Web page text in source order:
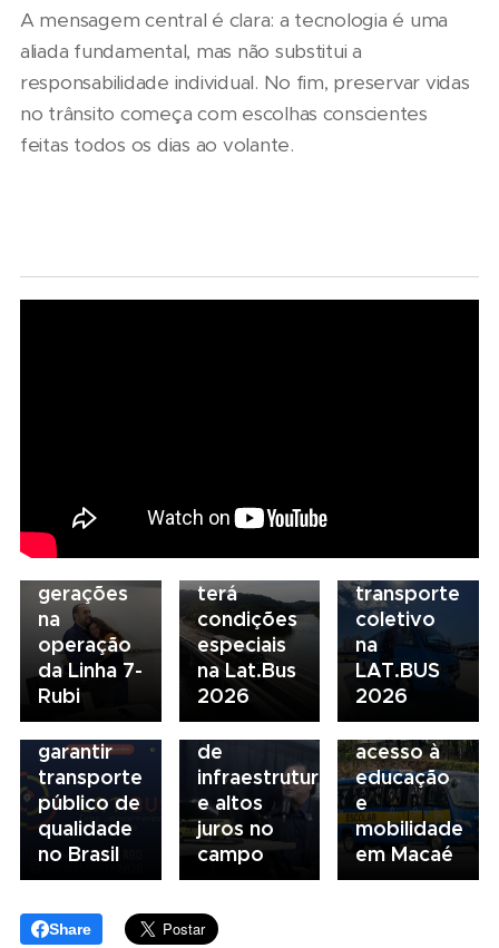
A mensagem central é clara: a tecnologia é uma
aliada fundamental, mas não substitui a
responsabilidade individual. No fim, preservar vidas
no trânsito começa com escolhas conscientes
feitas todos os dias ao volante.
amor pela
ferrovia
gerações
na
operação
da Linha 7-
Rubi
Scania
terá
condições
especiais
na Lat.Bus
2026
transporte
coletivo
na
LAT.BUS
2026
Seminário
Nacional
debate
novo
modelo
de
financiamento
para
garantir
transporte
público de
qualidade
no Brasil
05/08/2026
Presidente
da FAESP
alerta para
gargalos
de
infraestrutura
e altos
juros no
campo
04/08/2026
Renovação
da frota
escolar
fortalece
acesso à
educação
e
mobilidade
em Macaé
Share